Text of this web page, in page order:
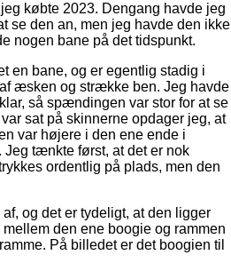
købte 2023. Dengang havde jeg
se den an, men jeg havde den ikke
nogen bane på det tidspunkt.
en bane, og er egentlig stadig i
æsken og strække ben. Jeg havde
så spændingen var stor for at se
sat på skinnerne opdager jeg, at
var højere i den ene ende i
tænkte først, at det er nok
ordentlig på plads, men den
og det er tydeligt, at den ligger
den ene boogie og rammen
På billedet er det boogien til